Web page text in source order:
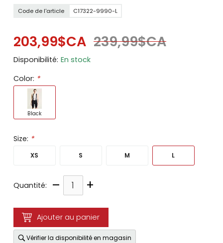
Code de l'article C17322-9990-L
203,99$CA 239,99$CA
Disponibilité: En stock
Color: *
Black
Size: *
XS S M L
Quantité: – +
Ajouter au panier
Vérifier la disponibilité en magasin